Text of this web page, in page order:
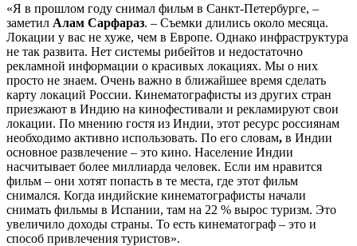
«Я в прошлом году снимал фильм в Санкт-Петербурге, –
заметил Алам Сарфараз. – Съемки длились около месяца.
Локации у вас не хуже, чем в Европе. Однако инфраструктура
не так развита. Нет системы рибейтов и недостаточно
рекламной информации о красивых локациях. Мы о них
просто не знаем. Очень важно в ближайшее время сделать
карту локаций России. Кинематографисты из других стран
приезжают в Индию на кинофестивали и рекламируют свои
локации. По мнению гостя из Индии, этот ресурс россиянам
необходимо активно использовать. По его словам, в Индии
основное развлечение – это кино. Население Индии
насчитывает более миллиарда человек. Если им нравится
фильм – они хотят попасть в те места, где этот фильм
снимался. Когда индийские кинематографисты начали
снимать фильмы в Испании, там на 22 % вырос туризм. Это
увеличило доходы страны. То есть кинематограф – это и
способ привлечения туристов».